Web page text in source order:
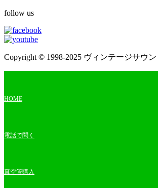
follow us
Copyright © 1998-2025 ヴィンテージサウン
HOME
電話で聞く
真空管購入